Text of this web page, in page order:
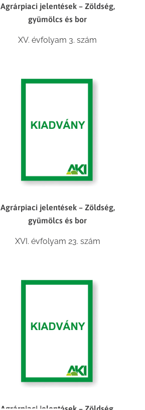
Agrárpiaci jelentések – Zöldség,
gyümölcs és bor
XV. évfolyam 3. szám
Agrárpiaci jelentések – Zöldség,
gyümölcs és bor
XVI. évfolyam 23. szám